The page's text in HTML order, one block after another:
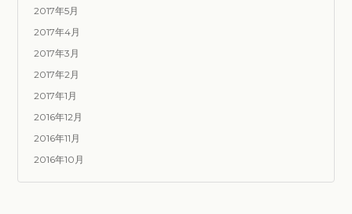
2017年5月
2017年4月
2017年3月
2017年2月
2017年1月
2016年12月
2016年11月
2016年10月